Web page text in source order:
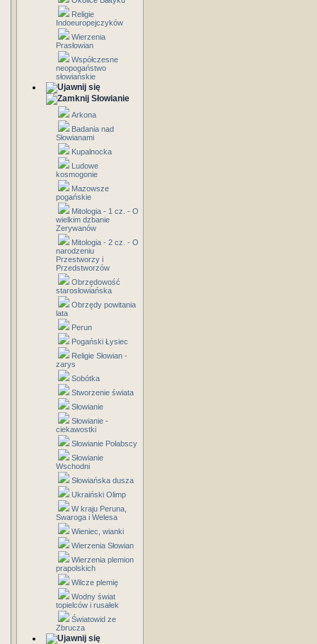
Religie
Indoeuropejczyków
Wierzenia
Prasłowian
Współczesne
neopogaństwo
słowiańskie
Słowianie
Arkona
Badania nad
Słowianami
Kupalnocka
Ludowe
kosmogonie
Mazowsze
pogańskie
Mitologia - 1 cz. - O
wielkim dzbanie
Zerywanów
Mitologia - 2 cz. - O
narodzeniu
Przestworzy i
Przedstworzów
Obrzędowość
starosłowiańska
Obrzędy powitania
lata
Perun
Pogański Łysiec
Religie Słowian -
zarys
Sobótka
Stworzenie świata
Słowianie
Słowianie -
ciekawostki
Słowianie Połabscy
Słowianie
Wschodni
Słowiańska dusza
Ukraiński Olimp
W kraju Peruna,
Swaroga i Welesa
Wieniec, wianki
Wierzenia Słowian
Wierzenia plemion
prapolskich
Wilcze plemię
Wodny świat
topielców i rusałek
Światowid ze
Zbrucza